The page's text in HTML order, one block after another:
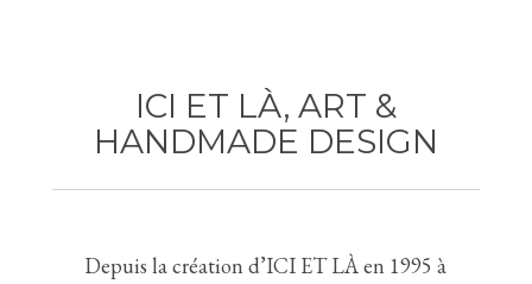
ICI ET LÀ, ART &
HANDMADE DESIGN
Depuis la création d’ICI ET LÀ en 1995 à